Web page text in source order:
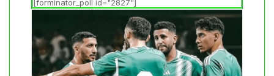
[forminator_poll id="2827"]